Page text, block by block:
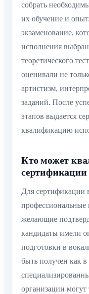
собрать
их обучение и
экзаменование,
исполнения
теоретического
оценивали не
артистизм,
заданий. После
этапов выдается
квалификацию
Кто может
сертификации
Для сертификации
профессиональные
желающие
кандидаты имели
подготовки в
быть получен как
организации могут